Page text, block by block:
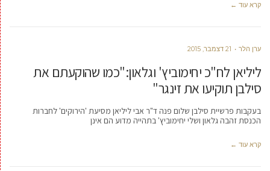
קרא עוד ←
ערן הלר 21 דצמבר, 2015
ליליאן לח"כ יחימוביץ' וגלאון:"כמו שהוקעתם את
סילבן תוקיעו את זינגר"
בעקבות פרשיית סילבן שלום פנה ד"ר אבי ליליאן מסיעת 'הירוקים' לחברות
הכנסת זהבה גלאון ושלי יחימוביץ' בתהייה מדוע הם אינן
קרא עוד ←